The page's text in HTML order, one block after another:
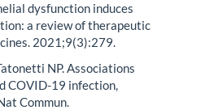
dysfunction induces
a review of therapeutic
2021;9(3):279.
NP. Associations
COVID-19 infection,
Commun.